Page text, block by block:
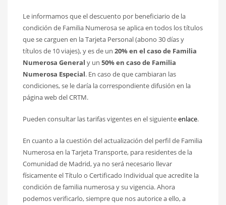
Le informamos que el descuento por beneficiario de la
condición de Familia Numerosa se aplica en todos los títulos
que se carguen en la Tarjeta Personal (abono 30 días y
títulos de 10 viajes), y es de un 20% en el caso de Familia
Numerosa General y un 50% en caso de Familia
Numerosa Especial. En caso de que cambiaran las
condiciones, se le daría la correspondiente difusión en la
página web del CRTM.
Pueden consultar las tarifas vigentes en el siguienteenlace.
En cuanto a la cuestión del actualización del perfil de Familia
Numerosa en la Tarjeta Transporte, para residentes de la
Comunidad de Madrid, ya no será necesario llevar
físicamente el Título o Certificado Individual que acredite la
condición de familia numerosa y su vigencia. Ahora
podemos verificarlo, siempre que nos autorice a ello, a